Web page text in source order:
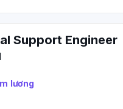
Support Engineer
lương